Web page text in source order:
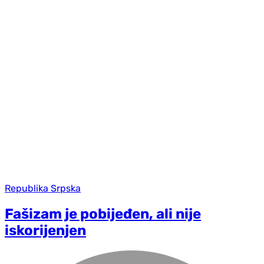
Republika Srpska
Fašizam je pobijeđen, ali nije
iskorijenjen